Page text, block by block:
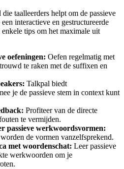
taalleerders helpt om de passieve
interactieve en gestructureerde
tips om het maximale uit
oefeningen: Oefen regelmatig met
te raken met de suffixen en
Talkpal biedt
je de passieve stem in context kunt
Profiteer van de directe
te vermijden.
passieve werkwoordsvormen:
de vormen vanzelfsprekend.
met woordenschat: Leer passieve
werkwoorden om je